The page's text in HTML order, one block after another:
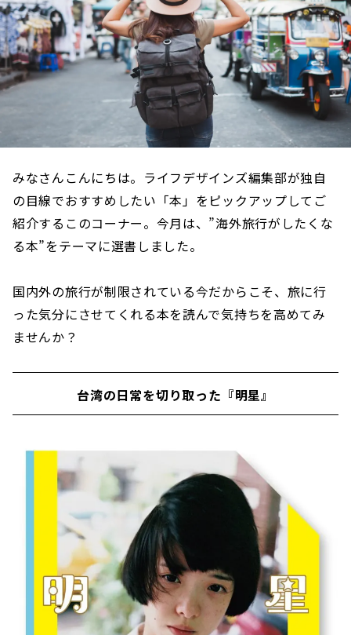
みなさんこんにちは。ライフデザインズ編集部が独自
の目線でおすすめしたい「本」をピックアップしてご
紹介するこのコーナー。今月は、”海外旅行がしたくな
る本”をテーマに選書しました。
国内外の旅行が制限されている今だからこそ、旅に行
った気分にさせてくれる本を読んで気持ちを高めてみ
ませんか？
台湾の日常を切り取った『明星』